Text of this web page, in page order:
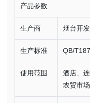
产品参数
生产商 烟台开
生产标准 QB/
使用范围
酒店、
农贸市